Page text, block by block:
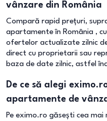
vânzare din România
Compară rapid prețuri,
apartamente în România ,
ofertelor actualizate zilnic
direct cu proprietarii sau
baza de date zilnic, astfel
De ce să alegi
apartamente de
Pe eximo.ro găsești cea